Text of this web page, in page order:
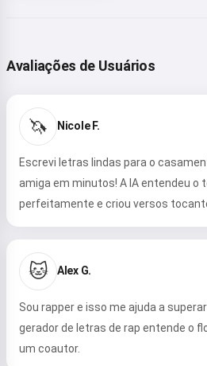
Avaliações de Usuários
🦄 Nicole F.
Escrevi letras lindas para o
amiga em minutos! A IA entendeu o
perfeitamente e criou versos
🐱 Alex G.
Sou rapper e isso me ajuda a
gerador de letras de rap entende o
um coautor.